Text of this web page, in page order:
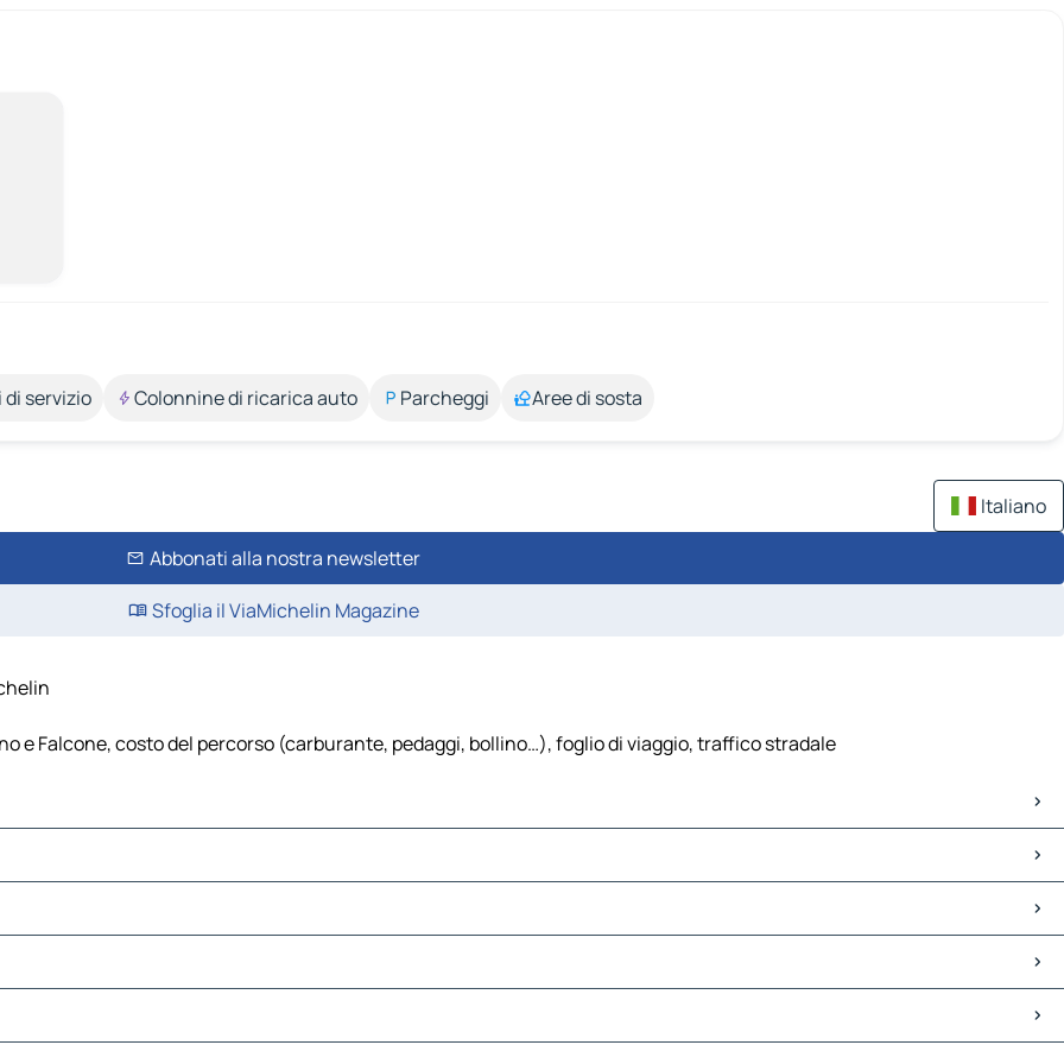
servizio Colonnine di ricarica auto Parcheggi Aree di sosta
Italiano
Abbonati alla nostra newsletter
Sfoglia il ViaMichelin Magazine
e Falcone, costo del percorso (carburante, pedaggi, bollino…), foglio di viaggio, traffico stradale